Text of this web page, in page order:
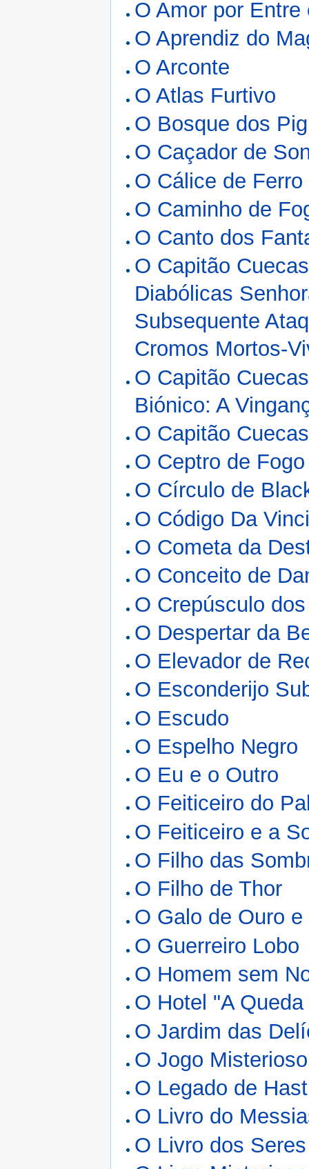
O Amor por Entre
O Aprendiz do
O Arconte
O Atlas Furtivo
O Bosque dos
O Caçador de
O Cálice de Ferro
O Caminho de
O Canto dos
O Capitão
Diabólicas
Subsequente
Cromos Mortos-
O Capitão
Biónico: A
O Capitão
O Ceptro de Fogo
O Círculo de
O Código Da
O Cometa da
O Conceito de
O Crepúsculo
O Despertar da
O Elevador de
O Esconderijo
O Escudo
O Espelho Negro
O Eu e o Outro
O Feiticeiro do
O Feiticeiro e a
O Filho das
O Filho de Thor
O Galo de Ouro
O Guerreiro Lobo
O Homem sem
O Hotel "A
O Jardim das
O Jogo Misterioso
O Legado de
O Livro do
O Livro dos